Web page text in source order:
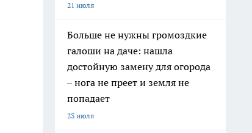
21 июля
Больше не нужны громоздкие
галоши на даче: нашла
достойную замену для огорода
– нога не преет и земля не
попадает
23 июля